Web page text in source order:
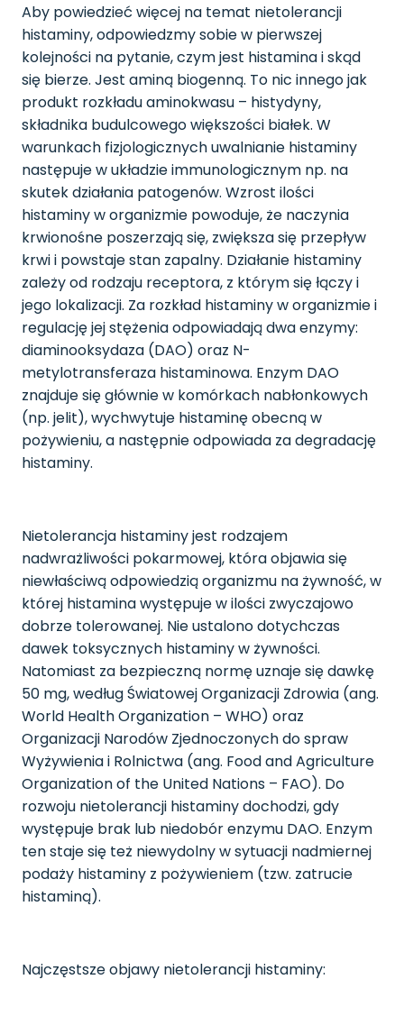
Aby powiedzieć więcej na temat nietolerancji
histaminy, odpowiedzmy sobie w pierwszej
kolejności na pytanie, czym jest histamina i skąd
się bierze. Jest aminą biogenną. To nic innego jak
produkt rozkładu aminokwasu – histydyny,
składnika budulcowego większości białek. W
warunkach fizjologicznych uwalnianie histaminy
następuje w układzie immunologicznym np. na
skutek działania patogenów. Wzrost ilości
histaminy w organizmie powoduje, że naczynia
krwionośne poszerzają się, zwiększa się przepływ
krwi i powstaje stan zapalny. Działanie histaminy
zależy od rodzaju receptora, z którym się łączy i
jego lokalizacji. Za rozkład histaminy w organizmie i
regulację jej stężenia odpowiadają dwa enzymy:
diaminooksydaza (DAO) oraz N-
metylotransferaza histaminowa. Enzym DAO
znajduje się głównie w komórkach nabłonkowych
(np. jelit), wychwytuje histaminę obecną w
pożywieniu, a następnie odpowiada za degradację
histaminy.
Nietolerancja histaminy jest rodzajem
nadwrażliwości pokarmowej, która objawia się
niewłaściwą odpowiedzią organizmu na żywność, w
której histamina występuje w ilości zwyczajowo
dobrze tolerowanej. Nie ustalono dotychczas
dawek toksycznych histaminy w żywności.
Natomiast za bezpieczną normę uznaje się dawkę
50 mg, według Światowej Organizacji Zdrowia (ang.
World Health Organization – WHO) oraz
Organizacji Narodów Zjednoczonych do spraw
Wyżywienia i Rolnictwa (ang. Food and Agriculture
Organization of the United Nations – FAO). Do
rozwoju nietolerancji histaminy dochodzi, gdy
występuje brak lub niedobór enzymu DAO. Enzym
ten staje się też niewydolny w sytuacji nadmiernej
podaży histaminy z pożywieniem (tzw. zatrucie
histaminą).
Najczęstsze objawy nietolerancji histaminy: